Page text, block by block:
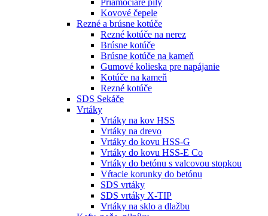
Kovové čepele
Rezné a brúsne kotúče
Rezné kotúče na nerez
Brúsne kotúče
Brúsne kotúče na kameň
Gumové kolieska pre napájanie
Kotúče na kameň
Rezné kotúče
SDS Sekáče
Vrtáky
Vrtáky na kov HSS
Vrtáky na drevo
Vrtáky do kovu HSS-G
Vrtáky do kovu HSS-E Co
Vrtáky do betónu s valcovou stopkou
Vŕtacie korunky do betónu
SDS vrtáky
SDS vrtáky X-TIP
Vrtáky na sklo a dlažbu